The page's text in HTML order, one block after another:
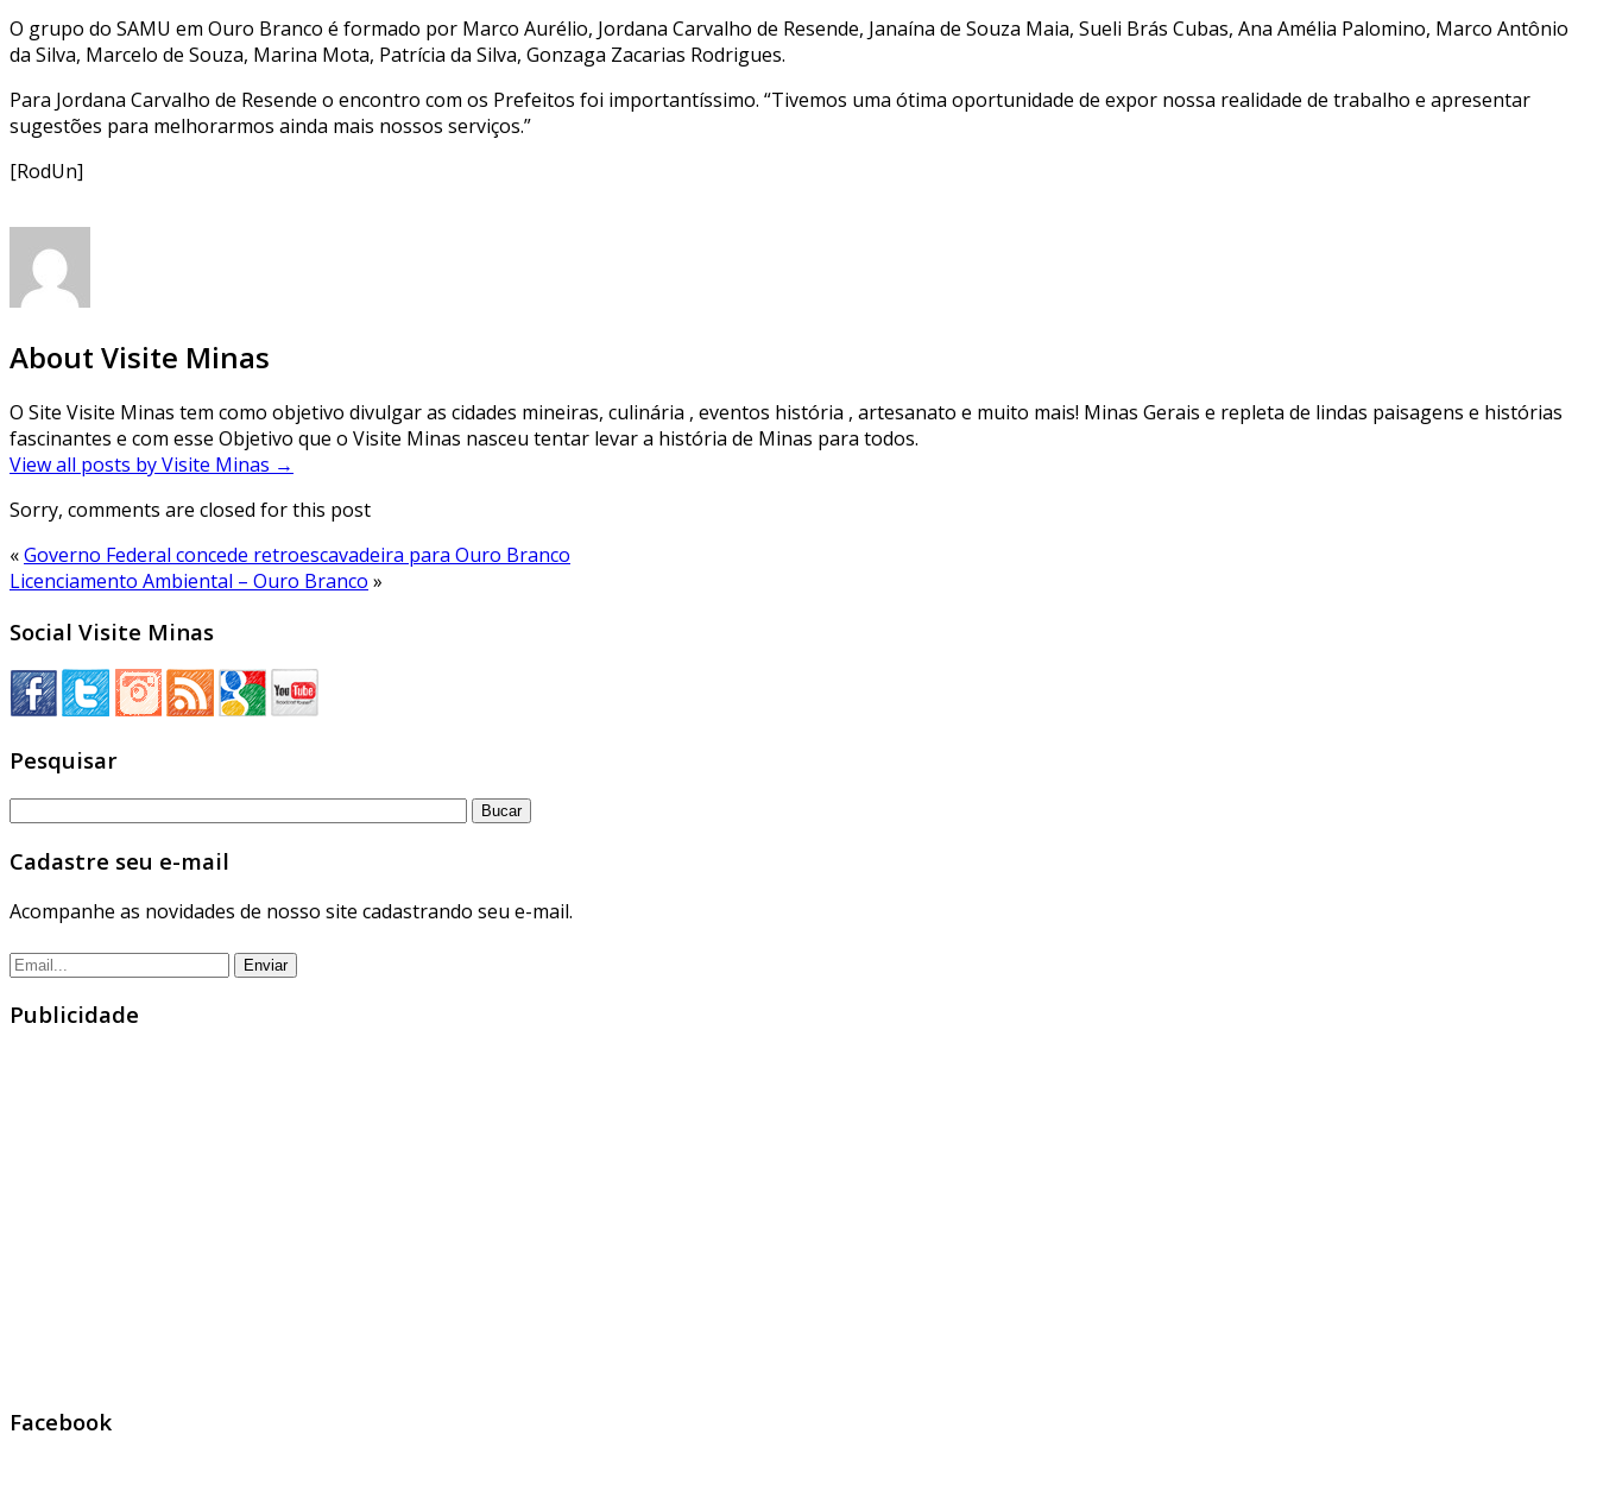
O grupo do SAMU em Ouro Branco é formado por Marco Aurélio, Jordana Carvalho de Resende, Janaína de Souza Maia, Sueli Brás Cubas, Ana Amélia Palomino, Marco Antônio
da Silva, Marcelo de Souza, Marina Mota, Patrícia da Silva, Gonzaga Zacarias Rodrigues.
Para Jordana Carvalho de Resende o encontro com os Prefeitos foi importantíssimo. “Tivemos uma ótima oportunidade de expor nossa realidade de trabalho e apresentar
sugestões para melhorarmos ainda mais nossos serviços.”
[RodUn]
About Visite Minas
O Site Visite Minas tem como objetivo divulgar as cidades mineiras, culinária , eventos história , artesanato e muito mais! Minas Gerais e repleta de lindas paisagens e histórias
fascinantes e com esse Objetivo que o Visite Minas nasceu tentar levar a história de Minas para todos.
View all posts by Visite Minas →
Sorry, comments are closed for this post
«Governo Federal concede retroescavadeira para Ouro Branco
Licenciamento Ambiental – Ouro Branco »
Social Visite Minas
Pesquisar
Cadastre seu e-mail
Acompanhe as novidades de nosso site cadastrando seu e-mail.
Publicidade
Facebook